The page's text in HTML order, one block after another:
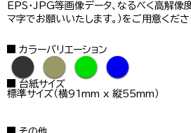
EPS・JPG等画像データ、なるべく高解像
マ字でお願いいたします。）をご用意くださ
カラーバリエーション
● ● ● ●
台紙サイズ
標準サイズ（横91mm x 縦55mm）